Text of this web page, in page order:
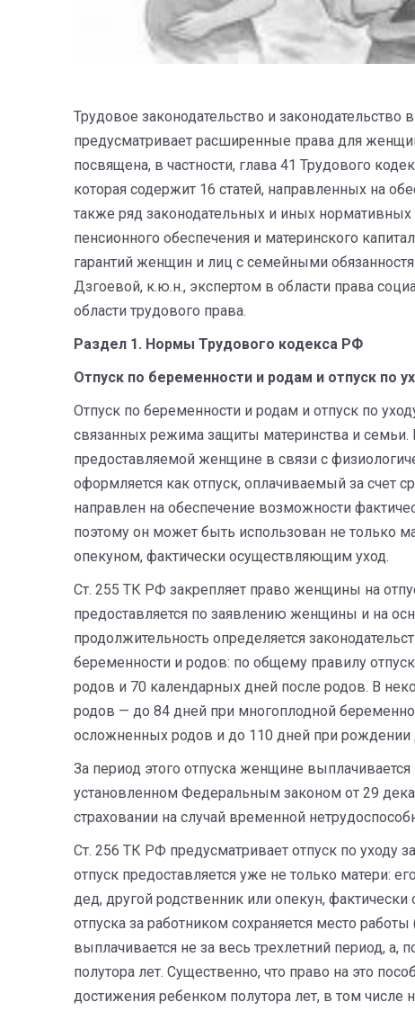
Трудовое законодательство и законодательство
предусматривает расширенные права для
посвящена, в частности, глава 41 Трудового
которая содержит 16 статей, направленных на
также ряд законодательных и иных
пенсионного обеспечения и материнского
гарантий женщин и лиц с семейными
Дзгоевой, к.ю.н., экспертом в области права
области трудового права.
Раздел 1. Нормы Трудового кодекса РФ
Отпуск по беременности и родам и отпуск по
Отпуск по беременности и родам и отпуск по
связанных режима защиты материнства и семьи.
предоставляемой женщине в связи с
оформляется как отпуск, оплачиваемый за счет
направлен на обеспечение возможности
поэтому он может быть использован не только
опекуном, фактически осуществляющим уход.
Ст. 255 ТК РФ закрепляет право женщины на
предоставляется по заявлению женщины и на
продолжительность определяется
беременности и родов: по общему правилу
родов и 70 календарных дней после родов. В
родов — до 84 дней при многоплодной
осложненных родов и до 110 дней при рождении
За период этого отпуска женщине
установленном Федеральным законом от 29
страховании на случай временной
Ст. 256 ТК РФ предусматривает отпуск по уходу
отпуск предоставляется уже не только матери:
дед, другой родственник или опекун,
отпуска за работником сохраняется место
выплачивается не за весь трехлетний период,
полутора лет. Существенно, что право на это
достижения ребенком полутора лет, в том числе